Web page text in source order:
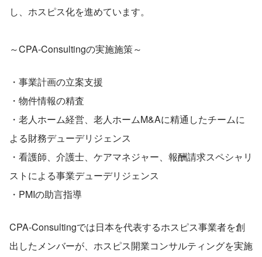
し、ホスピス化を進めています。
～CPA-Consultingの実施施策～
・事業計画の立案支援
・物件情報の精査
・老人ホーム経営、老人ホームM&Aに精通したチームに
よる財務デューデリジェンス
・看護師、介護士、ケアマネジャー、報酬請求スペシャリ
ストによる事業デューデリジェンス
・PMIの助言指導
CPA-Consultingでは日本を代表するホスピス事業者を創
出したメンバーが、ホスピス開業コンサルティングを実施